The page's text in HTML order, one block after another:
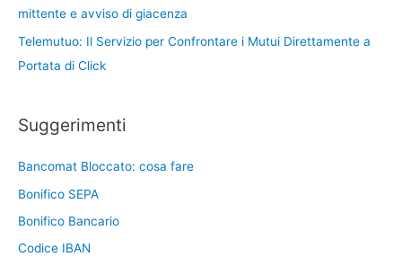
mittente e avviso di giacenza
Telemutuo: Il Servizio per Confrontare i Mutui Direttamente a
Portata di Click
Suggerimenti
Bancomat Bloccato: cosa fare
Bonifico SEPA
Bonifico Bancario
Codice IBAN